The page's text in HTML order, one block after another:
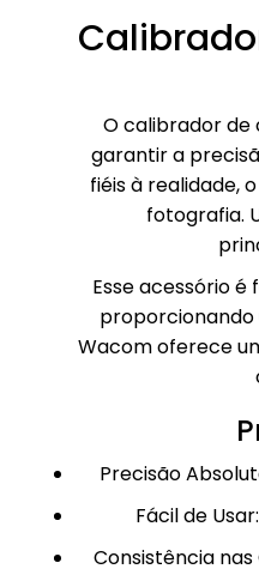
O calibrador de
garantir a
fiéis à realidade,
fotografia.
Esse acessório
proporcionando
Wacom oferece
Precisão
Fácil de
Consistência